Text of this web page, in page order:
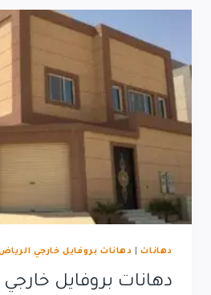
دهانات| دهانات بروفايل خارجي
دهانات بروفايل